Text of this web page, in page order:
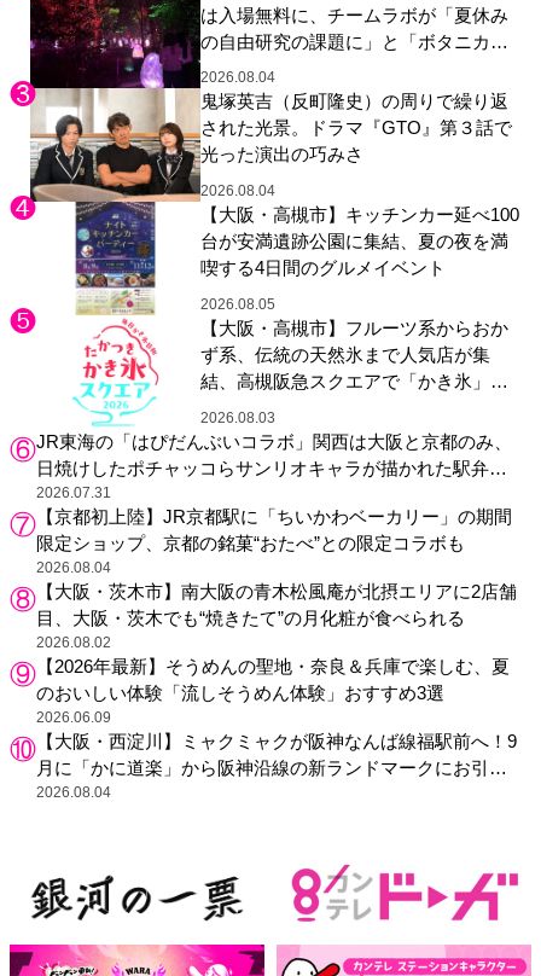
は入場無料に、チームラボが「夏休み
の自由研究の課題に」と「ボタニカル
ガーデン 大阪」へ招待
2026.08.04
鬼塚英吉（反町隆史）の周りで繰り返
された光景。ドラマ『GTO』第３話で
光った演出の巧みさ
2026.08.04
【大阪・高槻市】キッチンカー延べ100
台が安満遺跡公園に集結、夏の夜を満
喫する4日間のグルメイベント
2026.08.05
【大阪・高槻市】フルーツ系からおか
ず系、伝統の天然氷まで人気店が集
結、高槻阪急スクエアで「かき氷」祭
り
2026.08.03
JR東海の「はぴだんぶいコラボ」関西は大阪と京都のみ、
日焼けしたポチャッコらサンリオキャラが描かれた駅弁や
グッズが登場
2026.07.31
【京都初上陸】JR京都駅に「ちいかわベーカリー」の期間
限定ショップ、京都の銘菓“おたべ”との限定コラボも
2026.08.04
【大阪・茨木市】南大阪の青木松風庵が北摂エリアに2店舗
目、大阪・茨木でも“焼きたて”の月化粧が食べられる
2026.08.02
【2026年最新】そうめんの聖地・奈良＆兵庫で楽しむ、夏
のおいしい体験「流しそうめん体験」おすすめ3選
2026.06.09
【大阪・西淀川】ミャクミャクが阪神なんば線福駅前へ！9
月に「かに道楽」から阪神沿線の新ランドマークにお引っ
越し
2026.08.04